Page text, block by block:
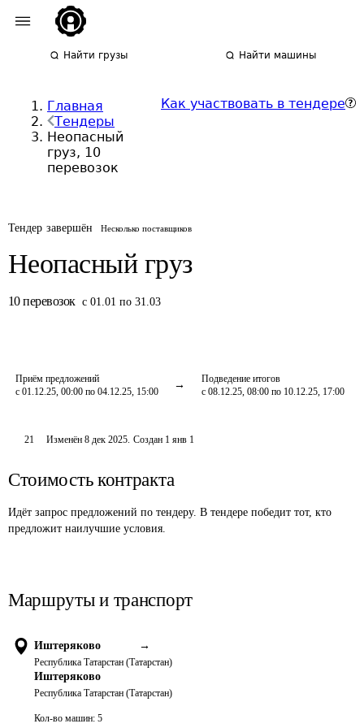
Найти грузы Найти машины
Главная
Тендеры
Неопасный
груз, 10
перевозок
Как участвовать в тендере
Тендер завершён Несколько поставщиков
Неопасный груз
10 перевозок с 01.01 по 31.03
Приём предложений
с 01.12.25, 00:00 по 04.12.25, 15:00
Подведение итогов
с 08.12.25, 08:00 по 10.12.25, 17:00
21 Изменён8 дек 2025. Создан 1 янв 1
Стоимость контракта
Идёт запрос предложений по тендеру. В тендере победит тот, кто
предложит наилучшие условия.
Маршруты и транспорт
Иштеряково →
Республика Татарстан (Татарстан)
Иштеряково
Республика Татарстан (Татарстан)
Кол-во машин: 5